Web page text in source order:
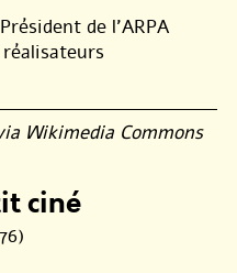
de l’ARPA
Wikimedia Commons
ciné